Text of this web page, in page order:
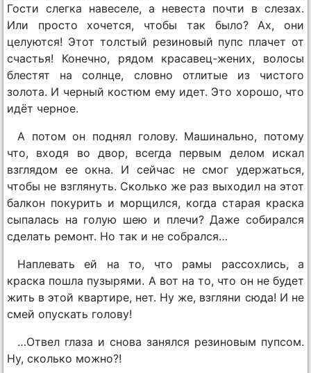
Гости слегка навеселе, а невеста почти в слезах.
Или просто хочется, чтобы так было? Ах, они
целуются! Этот толстый резиновый пупс плачет от
счастья! Конечно, рядом красавец-жених, волосы
блестят на солнце, словно отлитые из чистого
золота. И черный костюм ему идет. Это хорошо, что
идёт черное.
А потом он поднял голову. Машинально, потому
что, входя во двор, всегда первым делом искал
взглядом ее окна. И сейчас не смог удержаться,
чтобы не взглянуть. Сколько же раз выходил на этот
балкон покурить и морщился, когда старая краска
сыпалась на голую шею и плечи? Даже собирался
сделать ремонт. Но так и не собрался…
Наплевать ей на то, что рамы рассохлись, а
краска пошла пузырями. А вот на то, что он не будет
жить в этой квартире, нет. Ну же, взгляни сюда! И не
смей опускать голову!
…Отвел глаза и снова занялся резиновым пупсом.
Ну, сколько можно?!